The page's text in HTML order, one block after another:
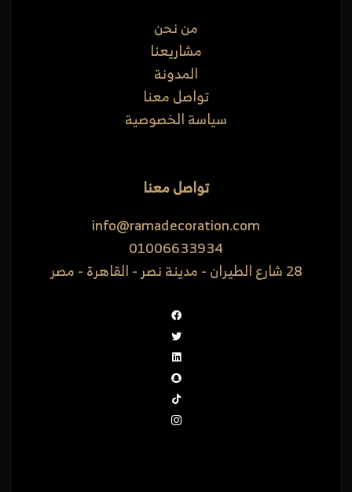
من نحن
مشاريعنا
المدونة
تواصل معنا
سياسة الخصوصية
تواصل معنا
info@ramadecoration.com
01006633934
28 شارع الطيران - مدينة نصر - القاهرة - مصر